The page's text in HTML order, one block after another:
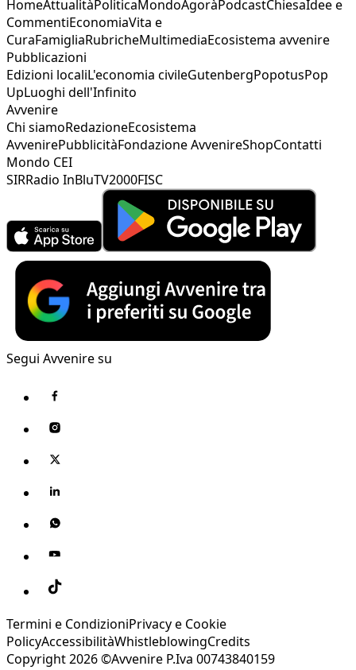
HomeAttualitàPoliticaMondoAgoràPodcastChiesaIdee e
CommentiEconomiaVita e
CuraFamigliaRubricheMultimediaEcosistema avvenire
Pubblicazioni
Edizioni localiL'economia civileGutenbergPopotusPop
UpLuoghi dell'Infinito
Avvenire
Chi siamoRedazioneEcosistema
AvvenirePubblicitàFondazione AvvenireShopContatti
Mondo CEI
SIRRadio InBluTV2000FISC
Segui Avvenire su
Termini e CondizioniPrivacy e Cookie
PolicyAccessibilitàWhistleblowingCredits
Copyright 2026 ©Avvenire P.Iva 00743840159